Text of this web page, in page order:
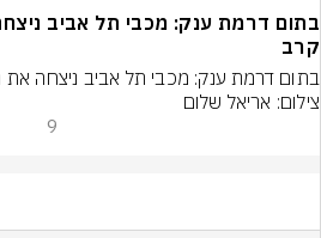
בתום דרמת ענק: מכבי תל אביב
קרב
בתום דרמת ענק: מכבי תל אביב ניצחה
צילום: אריאל שלום
9